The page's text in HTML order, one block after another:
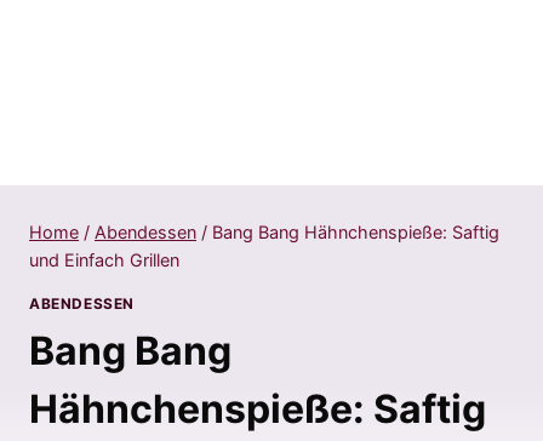
Home / Abendessen / Bang Bang Hähnchenspieße: Saftig
und Einfach Grillen
ABENDESSEN
Bang Bang
Hähnchenspieße: Saftig